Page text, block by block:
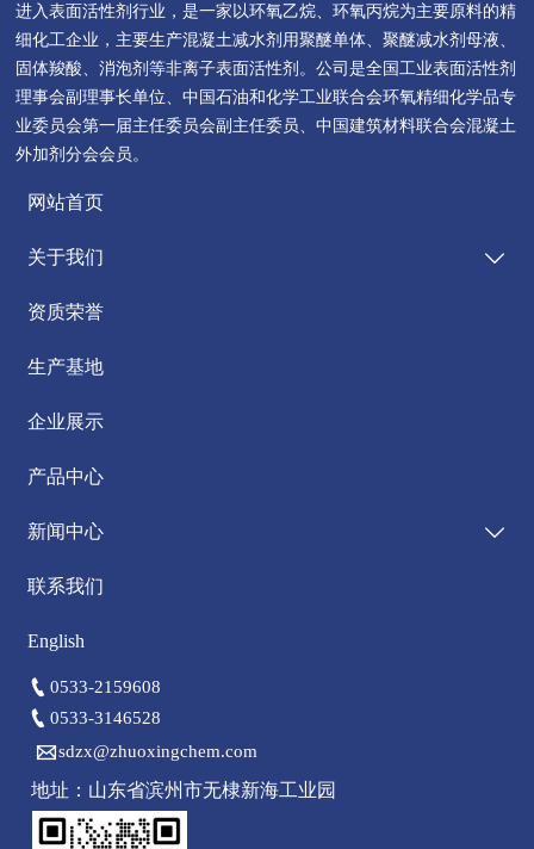
进入表面活性剂行业，是一家以环氧乙烷、环氧丙烷为主要原料的精
细化工企业，主要生产混凝土减水剂用聚醚单体、聚醚减水剂母液、
固体羧酸、消泡剂等非离子表面活性剂。公司是全国工业表面活性剂
理事会副理事长单位、中国石油和化学工业联合会环氧精细化学品专
业委员会第一届主任委员会副主任委员、中国建筑材料联合会混凝土
外加剂分会会员。
网站首页
关于我们 
资质荣誉
生产基地
企业展示
产品中心
新闻中心 
联系我们
English
 0533-2159608
0533-3146528
sdzx@zhuoxingchem.com
地址：山东省滨州市无棣新海工业园